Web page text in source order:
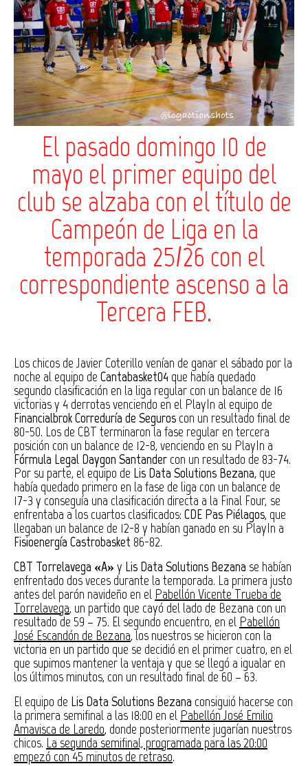
El pasado domingo 10 de
mayo el primer equipo del
club se alzaba con el título de
Campeón de Liga en la
temporada 25/26 con el
correspondiente ascenso a la
Tercera FEB.
Los chicos de Javier Coterillo venían de ganar el sábado por la
noche al equipo de Cantabasket04 que había quedado
segundo clasificación en la liga regular con un balance de 16
victorias y 4 derrotas venciendo en el PlayIn al equipo de
Financialbrok Correduría de Seguros con un resultado final de
80-50. Los de CBT terminaron la fase regular en tercera
posición con un balance de 12-8, venciendo en su PlayIn a
Fórmula Legal Daygon Santander con un resultado de 83-74.
Por su parte, el equipo de Lis Data Solutions Bezana, que
había quedado primero en la fase de liga con un balance de
17-3 y conseguía una clasificación directa a la Final Four, se
enfrentaba a los cuartos clasificados: CDE Pas Piélagos, que
llegaban un balance de 12-8 y habían ganado en su PlayIn a
Fisioenergía Castrobasket 86-82.
CBT Torrelavega «A» y Lis Data Solutions Bezana se habían
enfrentado dos veces durante la temporada. La primera justo
antes del parón navideño en el Pabellón Vicente Trueba de
Torrelavega, un partido que cayó del lado de Bezana con un
resultado de 59 – 75. El segundo encuentro, en el Pabellón
José Escandón de Bezana, los nuestros se hicieron con la
victoria en un partido que se decidió en el primer cuatro, en el
que supimos mantener la ventaja y que se llegó a igualar en
los últimos minutos, con un resultado final de 60 – 63.
El equipo de Lis Data Solutions Bezana consiguió hacerse con
la primera semifinal a las 18:00 en el Pabellón José Emilio
Amavisca de Laredo, donde posteriormente jugarían nuestros
chicos. La segunda semifinal, programada para las 20:00
empezó con 45 minutos de retraso.